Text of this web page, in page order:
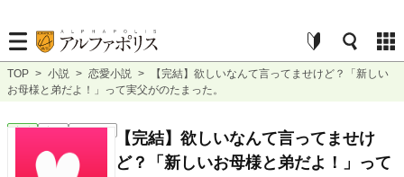
TOP > 小説 > 恋愛小説 >
【完結】欲しいなんて言ってませけど？「新しい
お母様と弟だよ！」って実父がのたまった。
恋愛 完結 ｼｮｰﾄｼｮｰﾄ
【完結】欲しいなんて言ってませけ
ど？「新しいお母様と弟だよ！」って